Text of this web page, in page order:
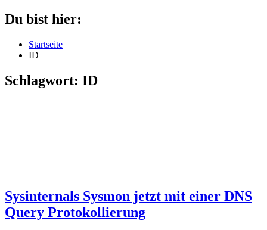
Du bist hier:
Startseite
ID
Schlagwort: ID
Sysinternals Sysmon jetzt mit einer DNS
Query Protokollierung